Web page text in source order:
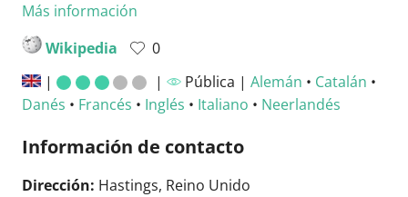
Más información
Wikipedia
0
|
| Pública | Alemán • Catalán •
Danés • Francés • Inglés • Italiano • Neerlandés
Información de contacto
Dirección: Hastings, Reino Unido